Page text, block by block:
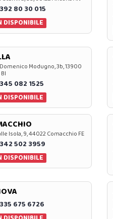
80 30 015
DISPONIBILE
Modugno, 3b, 13900
082 1525
DISPONIBILE
Isola, 9, 44022 Comacchio FE
502 3959
DISPONIBILE
675 6726